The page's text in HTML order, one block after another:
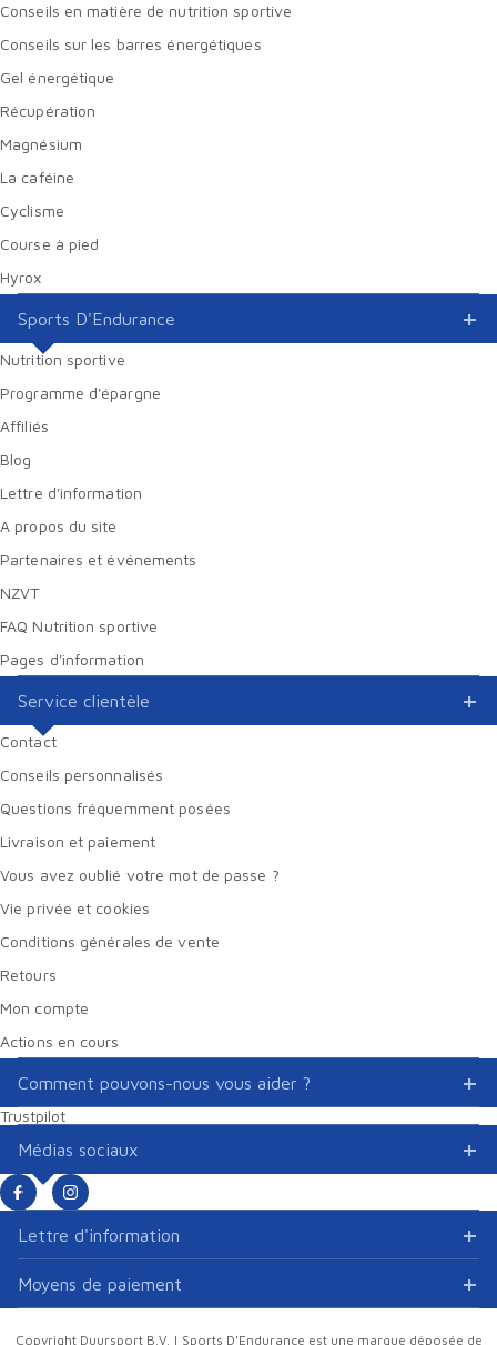
Conseils en matière de nutrition sportive
Conseils sur les barres énergétiques
Gel énergétique
Récupération
Magnésium
La caféine
Cyclisme
Course à pied
Hyrox
Sports D'Endurance
Nutrition sportive
Programme d'épargne
Affiliés
Blog
Lettre d'information
A propos du site
Partenaires et événements
NZVT
FAQ Nutrition sportive
Pages d'information
Service clientèle
Contact
Conseils personnalisés
Questions fréquemment posées
Livraison et paiement
Vous avez oublié votre mot de passe ?
Vie privée et cookies
Conditions générales de vente
Retours
Mon compte
Actions en cours
Comment pouvons-nous vous aider ?
Trustpilot
Médias sociaux
Lettre d'information
Moyens de paiement
Copyright Duursport B.V. | Sports D'Endurance est une marque déposée de